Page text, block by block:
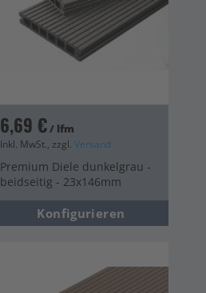
6,69 €/ lfm
Inkl. MwSt., zzgl. Versand
Premium Diele dunkelgrau -
beidseitig - 23x146mm
Konfigurieren